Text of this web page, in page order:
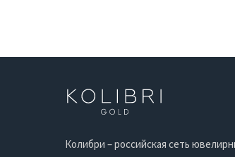
Колибри – российская сеть